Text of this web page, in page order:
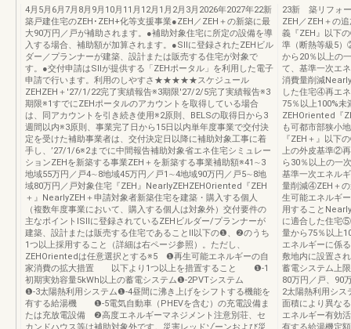
4月5月6月7月8月9月10月11月12月1月2月3月2026年2027年22新
築戸建住宅のZEH･ZEH+化等支援事業●ZEH／ZEH＋の新築に最
大90万円／戸が補助されます。●補助対象住宅に所定の設備を導
入する場合、補助額が加算されます。●SIIに登録されたZEHビル
ダー／プランナーが建築、設計または販売する住宅が対象で
す。●交付申請はSIIが提供する「ZEHポータル」を利用した電子
申請で行います。利用のしやすさ★★★★★スケジュール
ZEHZEH＋'27/1/22完了実績報告※3期限'27/2/5完了実績報告※3
期限※1すでにZEHポータルのアカウントを取得している場合
は、同アカウントを引き続き使用※2原則、BELSの取得日から3
週間以内※3原則、事業完了日から15日以内単年度事業で交付決
定を受けた補助事業者は、交付決定日以降に補助対象工事に着
手し、’27/1/6※2までに中間報告補助対象省エネ住宅シミュレー
ションZEHを新築する事業ZEH＋を新築する事業補助額※41∼3
地域55万円／戸4∼8地域45万円／戸1∼4地域90万円／戸5∼8地
域80万円／戸対象住宅『ZEH』NearlyZEHZEHOriented『ZEH
＋』NearlyZEH＋申請対象者新築住宅を建築・購入する個人
（複数年度事業において、購入する個人は対象外）交付要件の
主なポイントⅠSIIに登録されているZEHビルダー/プランナーが
建築、設計または販売する住宅であることⅡ以下の❶、❷のうち
1つ以上採用すること（詳細は右ページ参照）。ただし、
ZEHOrientedは任意選択とする※5 ❶再生可能エネルギーの自
家消費の拡大措置 以下より1つ以上を措置すること ❶-1
初期実効容量5kWh以上の蓄電システム❶-2PVTシステム
❶-3太陽熱利用システム❶-4昼間に沸き上げをシフトする機能を
有する給湯機 ❶-5電気自動車（PHEVを含む）の充電設備ま
たは充放電設備 ❷高度エネルギーマネジメント注意別荘、セ
カンドハウス等は補助対象外です。災害レッドゾーンおよび災
23新 築リフォー
ZEH／ZEH＋の
義『ZEH』以下
準（断熱等級5
から20％以上の
て、基準一次エ
消費量削減
した住宅④再エ
75％以上100%未
ZEHOriented『
も可都市部狭小
『ZEH＋』以
上の外皮基準②
ら30％以上の一
基準一次エネル
量削減④ZEH＋の
生可能エネルギ
用すること
に適合した住宅
量から75％以上
エネルギーに係
敷地内に設置さ
蓄電システム上
80万円／戸、90
2太陽熱利用シス
面積により異な
エネルギー有効
有する給湯機定